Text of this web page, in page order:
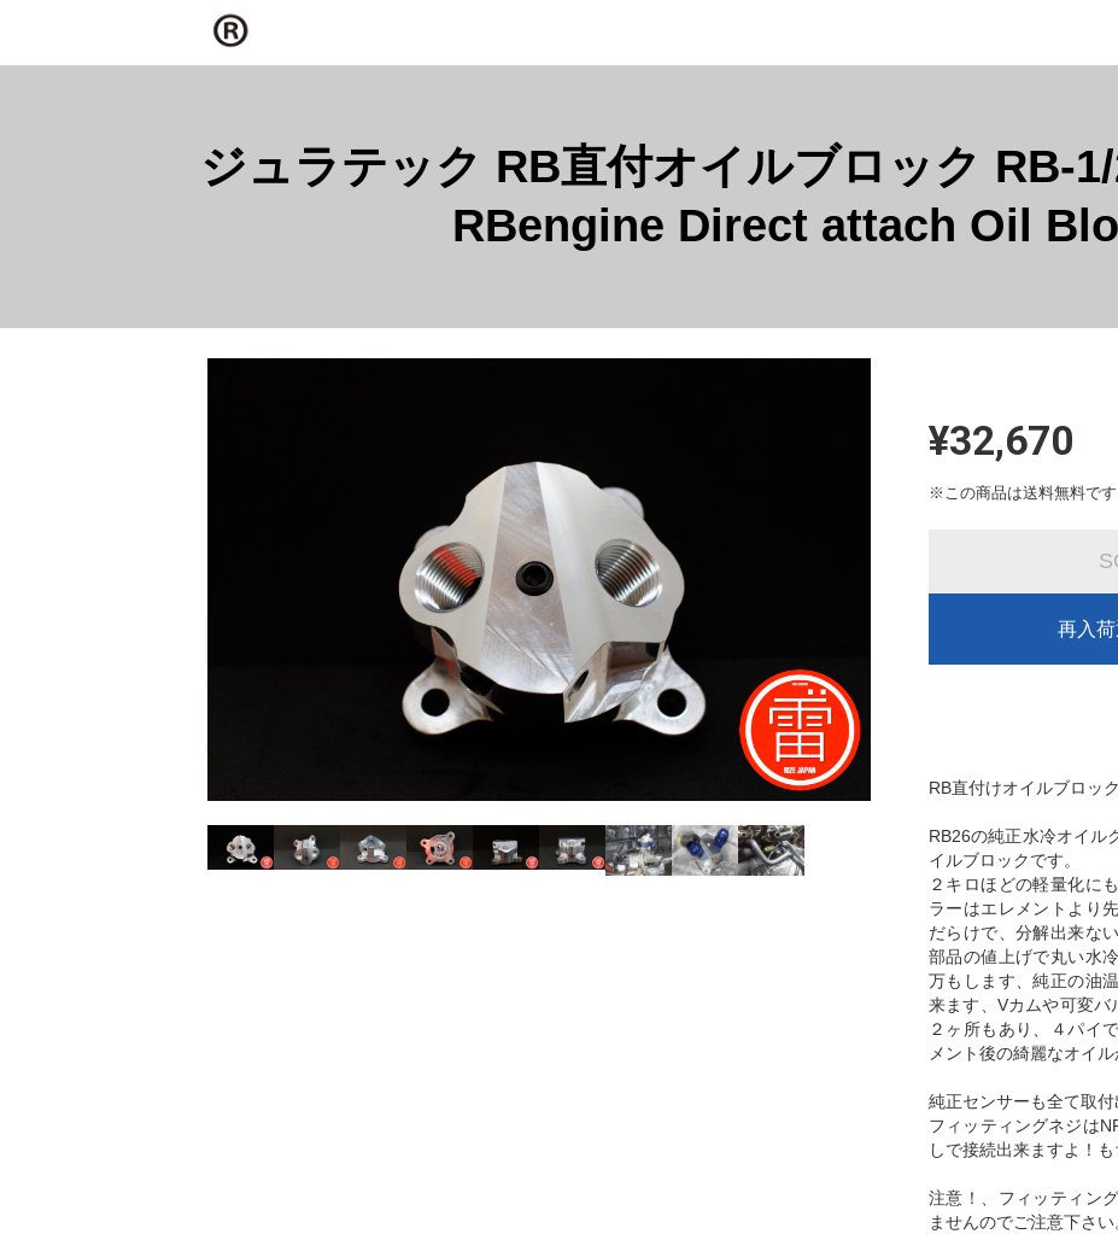
ジュラテック RB直付オイルブロック RB-
RBengine Direct attach Oil
¥32,670
※この商品は送料無料です
再入
RB直付けオイルブロック
RB26の純正水冷オイル
イルブロックです。
２キロほどの軽量化に
ラーはエレメントより
だらけで、分解出来な
部品の値上げで丸い水
万もします、純正の油
来ます、Vカムや可変
２ヶ所もあり、４パイ
メント後の綺麗なオイル
純正センサーも全て取付
フィッティングネジは
しで接続出来ますよ！
注意！、フィッティン
ませんのでご注意下さい